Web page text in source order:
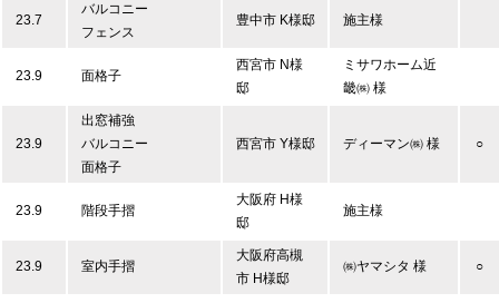
23.7
バルコニー
フェンス
豊中市 K様邸 施主様
23.9 面格子
西宮市 N様
邸
ミサワホーム近
畿㈱ 様
23.9
出窓補強
バルコニー
面格子
西宮市 Y様邸 ディーマン㈱ 様 ○
23.9 階段手摺
大阪府 H様
邸
施主様
23.9 室内手摺
大阪府高槻
市 H様邸
㈱ヤマシタ 様 ○